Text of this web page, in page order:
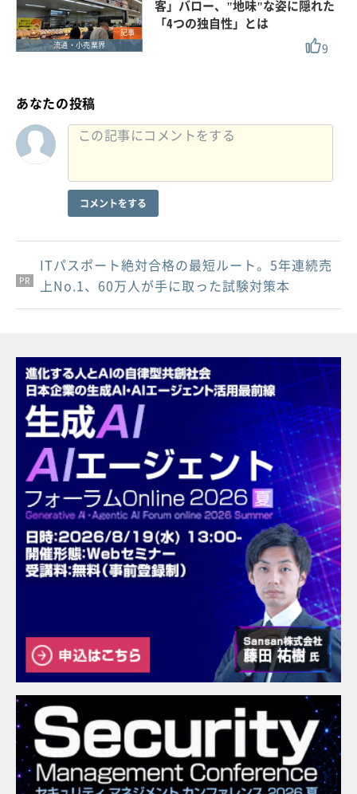
記事
流通・小売業界
客」バロー、"地味"な姿に隠れた
「4つの独自性」とは
9
あなたの投稿
コメントをする
PR
PR
PR
ITパスポート絶対合格の最短ルート。5年連続売
上No.1、60万人が手に取った試験対策本